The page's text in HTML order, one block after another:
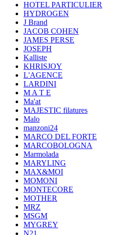
HOTEL PARTICULIER
HYDROGEN
J Brand
JACOB COHEN
JAMES PERSE
JOSEPH
Kalliste
KHRISJOY
L'AGENCE
LARDINI
M A T E
Ma'at
MAJESTIC filatures
Malo
manzoni24
MARCO DEL FORTE
MARCOBOLOGNA
Marmolada
MARYLING
MAX&MOI
MOMONI
MONTECORE
MOTHER
MRZ
MSGM
MYGREY
N21